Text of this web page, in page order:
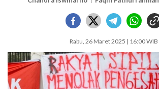
Rabu, 26 Maret 2025 | 16:00 WIB